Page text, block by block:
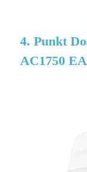
4. Punkt
AC1750